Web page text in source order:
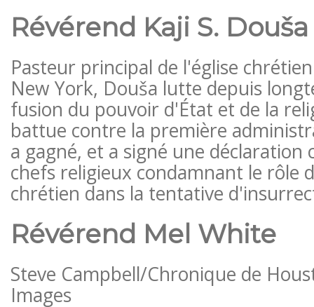
Révérend Kaji S. Douša
Pasteur principal de l'église
New York, Douša lutte depuis
fusion du pouvoir d'État et de la
battue contre la première
a gagné, et a signé une déclaration
chefs religieux condamnant le rôle
chrétien dans la tentative
Révérend Mel White
Steve Campbell/Chronique de
Images